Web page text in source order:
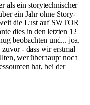
als ein storytechnischer
ein Jahr ohne Story-
die Lust auf SWTOR
dies in den letzten 12
beobachten und... joa.
- dass wir erstmal
wer überhaupt noch
hat, bei der